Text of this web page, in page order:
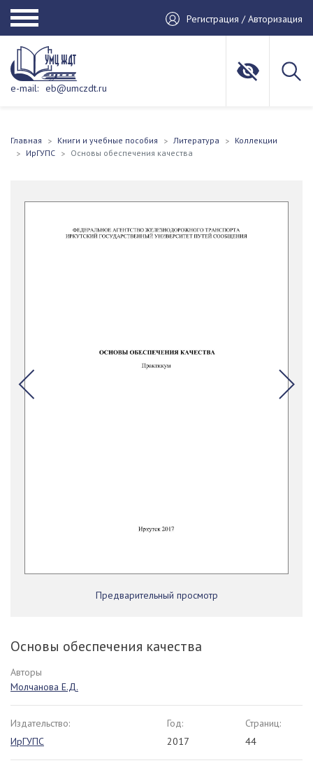
Регистрация / Авторизация
e-mail: eb@umczdt.ru
Главная Книги и учебные пособия Литература
Коллекции
ИрГУПС
Основы обеспечения качества
Предварительный просмотр
Основы обеспечения качества
Авторы
Молчанова Е.Д.
Издательство:
ИрГУПС
Год:
2017
Страниц:
44